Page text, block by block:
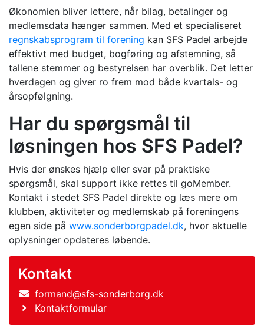
Økonomien bliver lettere, når bilag, betalinger og
medlemsdata hænger sammen. Med et specialiseret
regnskabsprogram til forening kan SFS Padel arbejde
effektivt med budget, bogføring og afstemning, så
tallene stemmer og bestyrelsen har overblik. Det letter
hverdagen og giver ro frem mod både kvartals- og
årsopfølgning.
Har du spørgsmål til
løsningen hos SFS Padel?
Hvis der ønskes hjælp eller svar på praktiske
spørgsmål, skal support ikke rettes til goMember.
Kontakt i stedet SFS Padel direkte og læs mere om
klubben, aktiviteter og medlemskab på foreningens
egen side på www.sonderborgpadel.dk, hvor aktuelle
oplysninger opdateres løbende.
Kontakt
formand@sfs-sonderborg.dk
Kontaktformular